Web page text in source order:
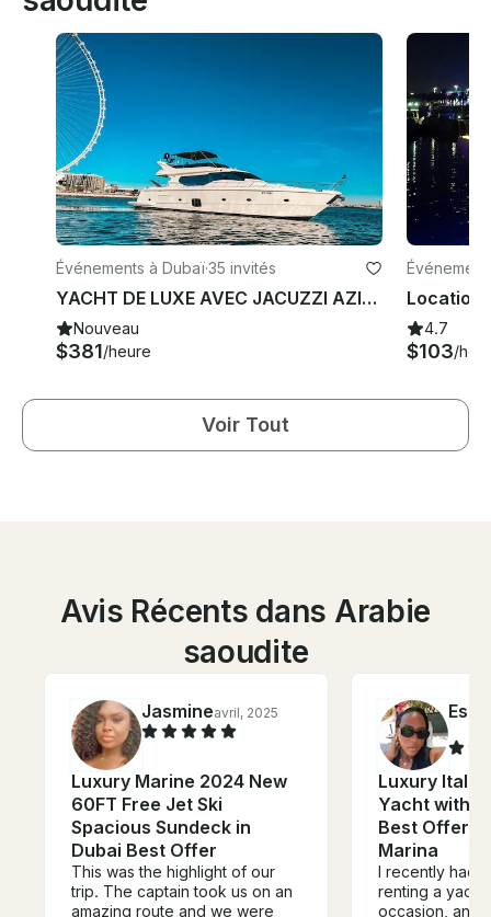
Événements à Dubaï·35 invités
YACHT DE LUXE AVEC JACUZZI AZIMUT DE 82 PIEDS À DUBAÏ
Nouveau
$381/heure
4.7
$103/
Voir Tout
Avis Récents dans Arabie
saoudite
Jasmineavril, 2025
Luxury Marine 2024 New
60FT Free Jet Ski
Spacious Sundeck in
Dubai Best Offer
This was the highlight of our
trip. The captain took us on an
amazing route and we were
Luxury
Yacht with
Best Offer
Marina
I recently had
renting a
occasion, and